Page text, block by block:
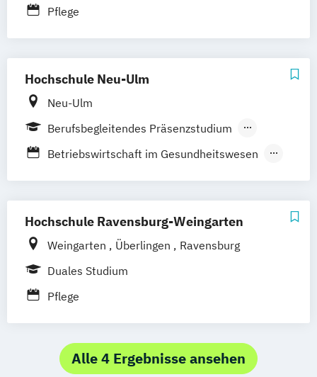
Pflege
Hochschule Neu-Ulm
Neu-Ulm
Berufsbegleitendes Präsenzstudium
Vollzeit
Betriebswirtschaft im Gesundheitswesen
Health Information Management
Informationsmanagement im
Gesundheitswesen
Management für Gesundheits- und
Hochschule Ravensburg-Weingarten
Weingarten Überlingen
Ravensburg
Duales Studium
Pflege
Alle 4 Ergebnisse ansehen